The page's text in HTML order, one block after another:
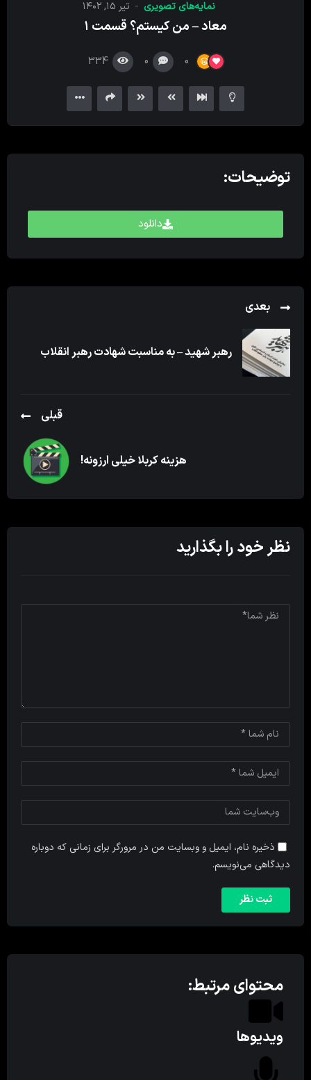
نمایه‌های تصویری تیر ۱۵, ۱۴۰۲
معاد – من کیستم؟ قسمت ۱
0
0
334
توضیحات:
دانلود
بعدی
رهبر شهید – به مناسبت شهادت رهبر انقلاب
قبلی
هزینه کربلا خیلی ارزونه!
نظر خود را بگذارید
ذخیره نام، ایمیل و وبسایت من در مرورگر برای زمانی که دوباره
دیدگاهی می‌نویسم.
محتوای مرتبط:
ویدیوها